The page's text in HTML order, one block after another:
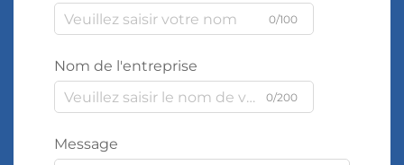
0/100
Nom de l'entreprise
0/200
Message